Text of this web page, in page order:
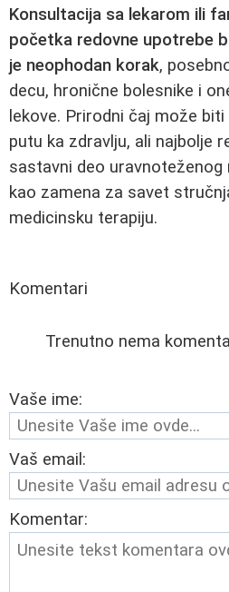
Konsultacija sa lekarom ili
početka redovne upotrebe
je neophodan korak,
decu, hronične bolesnike i
lekove. Prirodni čaj može biti
putu ka zdravlju, ali najbolje
sastavni deo uravnoteženog
kao zamena za savet
medicinsku terapiju.
Komentari
Trenutno nema
Vaše ime:
Vaš email:
Komentar: